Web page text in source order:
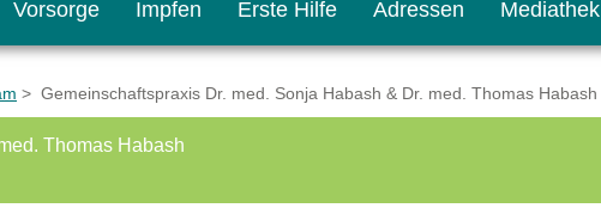
Vorsorge Impfen
oft?
Erste Hilfe Adressen Mediathek
> Gemeinschaftspraxis Dr. med. Sonja Habash & Dr. med. Thomas Habash
Thomas Habash